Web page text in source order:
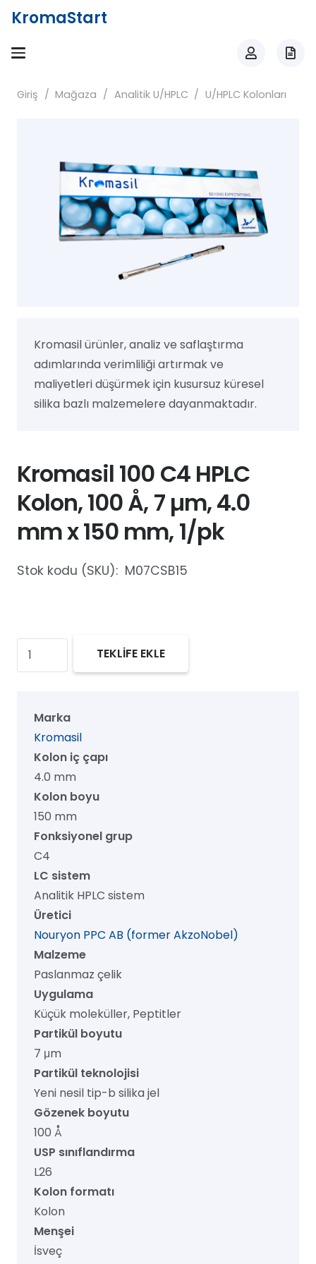
KromaStart
Giriş / Mağaza / Analitik U/HPLC / U/HPLC Kolonları
Kromasil ürünler, analiz ve saflaştırma
adımlarında verimliliği artırmak ve
maliyetleri düşürmek için kusursuz küresel
silika bazlı malzemelere dayanmaktadır.
Kromasil 100 C4 HPLC
Kolon, 100 Å, 7 µm, 4.0
mm x 150 mm, 1/pk
Stok kodu (SKU): M07CSB15
Kromasil
100
Kolon,
µm,
mm
mm,
1/pk
adet
TEKLİFE EKLE
Marka
Kromasil
Kolon iç çapı
4.0 mm
Kolon boyu
150 mm
Fonksiyonel grup
C4
LC sistem
Analitik HPLC sistem
Üretici
Nouryon PPC AB (former AkzoNobel)
Malzeme
Paslanmaz çelik
Uygulama
Küçük moleküller, Peptitler
Partikül boyutu
7 μm
Partikül teknolojisi
Yeni nesil tip-b silika jel
Gözenek boyutu
100 Å
USP sınıflandırma
L26
Kolon formatı
Kolon
Menşei
İsveç